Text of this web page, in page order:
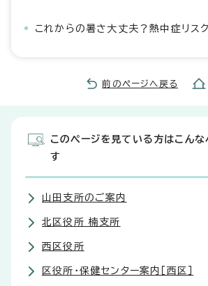
これからの暑さ大丈夫？熱中症リス
前のページへ戻る
このページを見ている方はこんな
す
山田支所のご案内
北区役所 楠支所
西区役所
区役所・保健センター案内［西区］